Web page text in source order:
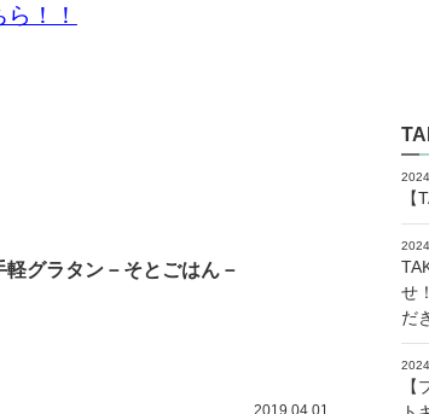
！！
グラタン－そとごはん－
2019.04.01
せ
だ